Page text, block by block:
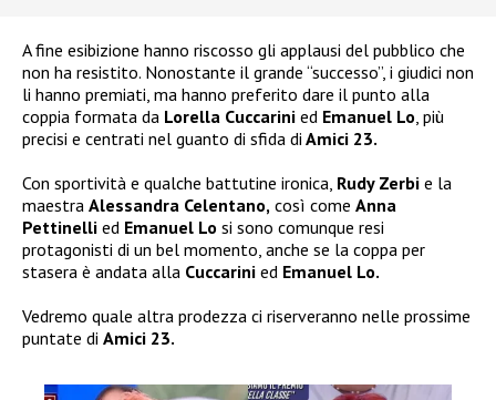
A fine esibizione hanno riscosso gli applausi del pubblico che
non ha resistito. Nonostante il grande “successo”, i giudici non
li hanno premiati, ma hanno preferito dare il punto alla
coppia formata da Lorella Cuccarini ed Emanuel Lo, più
precisi e centrati nel guanto di sfida di Amici 23.
Con sportività e qualche battutine ironica, Rudy Zerbi e la
maestra Alessandra Celentano, così come Anna
Pettinelli ed Emanuel Lo si sono comunque resi
protagonisti di un bel momento, anche se la coppa per
stasera è andata alla Cuccarini ed Emanuel Lo.
Vedremo quale altra prodezza ci riserveranno nelle prossime
puntate di Amici 23.